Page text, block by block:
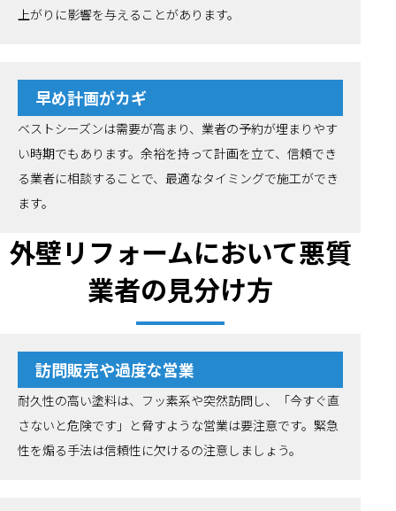
上がりに影響を与えることがあります。
早め計画がカギ
ベストシーズンは需要が高まり、業者の予約が埋まりやす
い時期でもあります。余裕を持って計画を立て、信頼でき
る業者に相談することで、最適なタイミングで施工ができ
ます。
外壁リフォームにおいて悪質
業者の見分け方
訪問販売や過度な営業
耐久性の高い塗料は、フッ素系や突然訪問し、「今すぐ直
さないと危険です」と脅すような営業は要注意です。緊急
性を煽る手法は信頼性に欠けるの注意しましょう。